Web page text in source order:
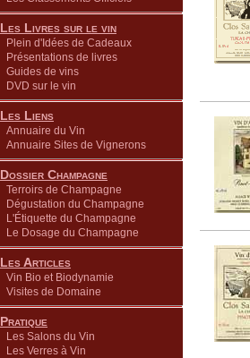
Les Livres sur le vin
Plein d'Idées de Cadeaux
Présentations de livres
Guides de vins
DVD sur le vin
Les Liens
Annuaire du Vin
Annuaire Sites de Vignerons
Dossier Champagne
Terroirs de Champagne
Dégustation du Champagne
L'Étiquette du Champagne
Le Dosage du Champagne
Les Articles
Vin Bio et Biodynamie
Visites de Domaine
Pratique
Les Salons du Vin
Les Verres à Vin